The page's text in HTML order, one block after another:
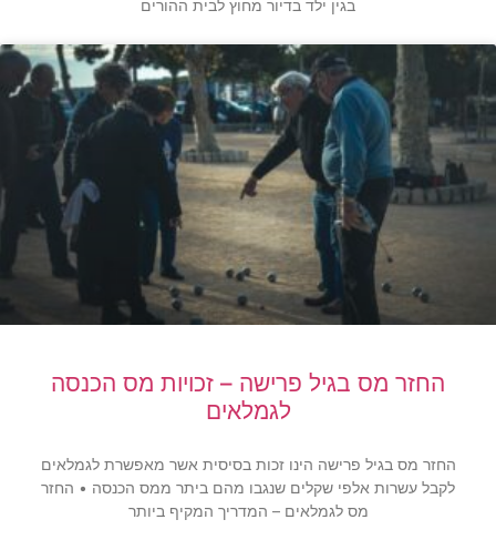
בגין ילד בדיור מחוץ לבית ההורים
החזר מס בגיל פרישה – זכויות מס הכנסה
לגמלאים
החזר מס בגיל פרישה הינו זכות בסיסית אשר מאפשרת לגמלאים
לקבל עשרות אלפי שקלים שנגבו מהם ביתר ממס הכנסה • החזר
מס לגמלאים – המדריך המקיף ביותר